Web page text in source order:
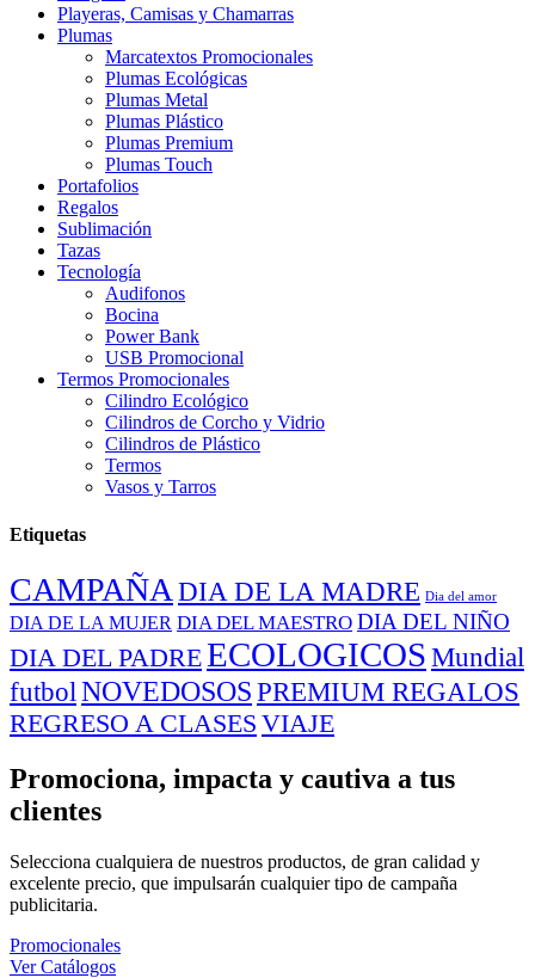
Playeras, Camisas y Chamarras
Plumas
Marcatextos Promocionales
Plumas Ecológicas
Plumas Metal
Plumas Plástico
Plumas Premium
Plumas Touch
Portafolios
Regalos
Sublimación
Tazas
Tecnología
Audifonos
Bocina
Power Bank
USB Promocional
Termos Promocionales
Cilindro Ecológico
Cilindros de Corcho y Vidrio
Cilindros de Plástico
Termos
Vasos y Tarros
Etiquetas
CAMPAÑA DIA DE LA MADRE Dia del amor
DIA DE LA MUJER DIA DEL MAESTRO DIA DEL NIÑO
DIA DEL PADREECOLOGICOS Mundial
futbol NOVEDOSOSPREMIUM REGALOS
REGRESO A CLASES VIAJE
Promociona, impacta y cautiva a tus
clientes
Selecciona cualquiera de nuestros productos, de gran calidad y
excelente precio, que impulsarán cualquier tipo de campaña
publicitaria.
Promocionales
Ver Catálogos